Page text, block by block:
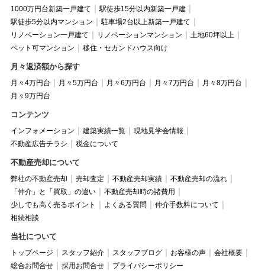
1000万円台新築一戸建て
駅徒歩15分以内新築一戸建
駅徒歩5分以内マンション
駐車場2台以上新築一戸建て
リノベーション一戸建て
リノベーションマンション
土地60坪以上
ペット可マンション
移住・セカンドハウス向け
月々返済額から探す
月々4万円台 月々5万円台 月々6万円台 月々7万円台
月々8万円台
月々9万円台
コンテンツ
インフォメーション 建築実績一覧
現地見学会情報
不動産広告チラシ
税金について
不動産売却について
弊社の不動産売却 売却査定 不動産売却実績
不動産売却の流れ
「仲介」と「買取」の違い
不動産売却時の諸費用
少しでも高く売るポイント
よくある質問
仲介手数料について
相続相談
当社について
トップページ スタッフ紹介 スタッフブログ お客様の声
会社概要
総合お問合せ
採用お問合せ プライバシーポリシー